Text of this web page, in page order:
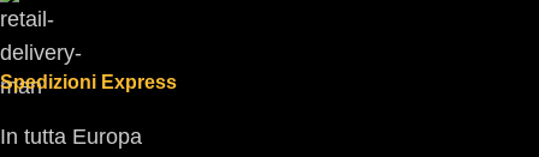
Spedizioni Express
In tutta Europa